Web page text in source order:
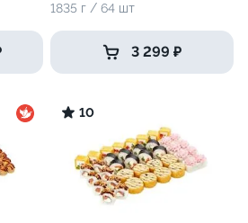
1835 г / 64 шт
3 299 ₽
10